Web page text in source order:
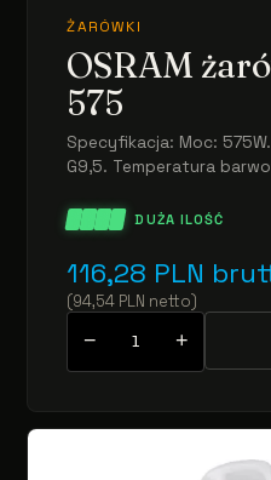
ŻARÓWKI
OSRAM
575
Specyfikacja: Moc:
G9,5. Temperatura
DUŻA ILOŚĆ
116,28 PLN
(94,54 PLN netto)
− +